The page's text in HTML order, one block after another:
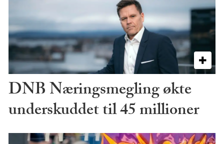
DNB Næringsmegling økte
underskuddet til 45 millioner